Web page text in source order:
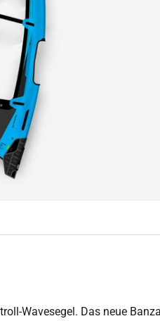
Wavesegel. Das neue